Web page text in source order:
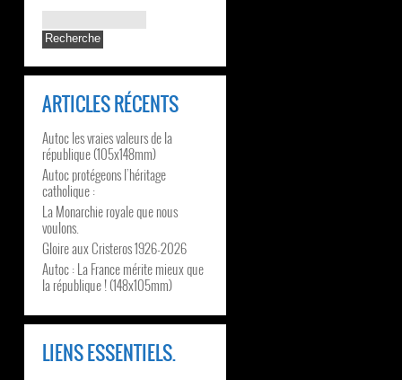
ARTICLES RÉCENTS
Autoc les vraies valeurs de la
république (105x148mm)
Autoc protégeons l’héritage
catholique :
La Monarchie royale que nous
voulons.
Gloire aux Cristeros 1926-2026
Autoc : La France mérite mieux que
la république ! (148x105mm)
LIENS ESSENTIELS.